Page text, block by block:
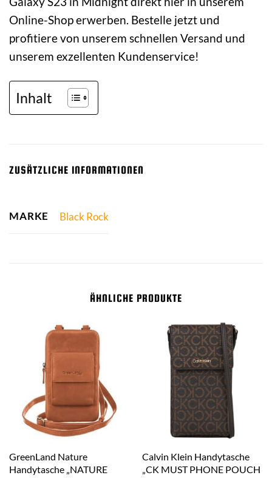
Online-Shop erwerben. Bestelle jetzt und
profitiere von unserem schnellen Versand und
unserem exzellenten Kundenservice!
Inhalt
ZUSÄTZLICHE INFORMATIONEN
MARKE Black Rock
ÄHNLICHE PRODUKTE
GreenLand Nature
Handytasche „NATURE
Calvin Klein Handytasche
„CK MUST PHONE POUCH